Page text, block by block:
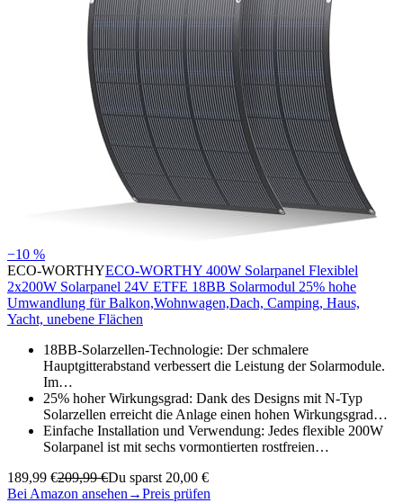
−10 %
ECO-WORTHYECO-WORTHY 400W Solarpanel Flexiblel
2x200W Solarpanel 24V ETFE 18BB Solarmodul 25% hohe
Umwandlung für Balkon,Wohnwagen,Dach, Camping, Haus,
Yacht, unebene Flächen
18BB-Solarzellen-Technologie: Der schmalere
Hauptgitterabstand verbessert die Leistung der Solarmodule.
Im…
25% hoher Wirkungsgrad: Dank des Designs mit N-Typ
Solarzellen erreicht die Anlage einen hohen Wirkungsgrad…
Einfache Installation und Verwendung: Jedes flexible 200W
Solarpanel ist mit sechs vormontierten rostfreien…
189,99 €209,99 €Du sparst 20,00 €
Bei Amazon ansehen →Preis prüfen